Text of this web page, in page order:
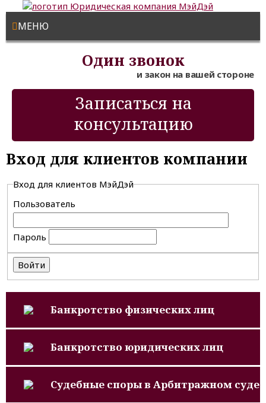
МЕНЮ
Один звонок
и закон на вашей стороне
Записаться на
консультацию
Банкротство физических лиц
Банкротство юридических лиц
Судебные споры в Арбитражном суде
Вход для клиентов компании
Вход для клиентов МэйДэй
Пользователь
Пароль
Войти